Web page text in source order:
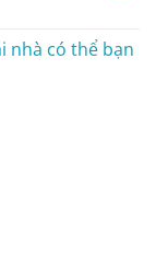
nhà có thể bạn